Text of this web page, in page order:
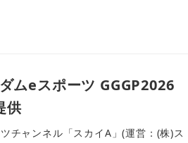
eスポーツ GGGP2026
供
チャンネル「スカイA」(運営：(株)ス